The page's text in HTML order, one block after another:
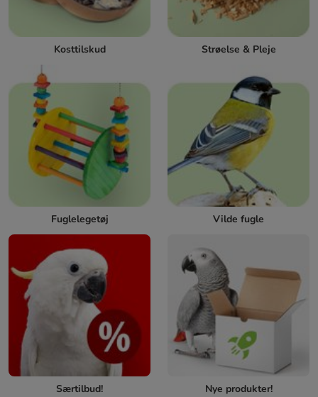
Kosttilskud Strøelse & Pleje
Fuglelegetøj Vilde fugle
Særtilbud! Nye produkter!